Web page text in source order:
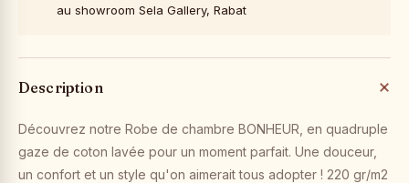
au showroom Sela Gallery, Rabat
Description
Découvrez notre Robe de chambre BONHEUR, en quadruple
gaze de coton lavée pour un moment parfait. Une douceur,
un confort et un style qu'on aimerait tous adopter ! 220 gr/m2